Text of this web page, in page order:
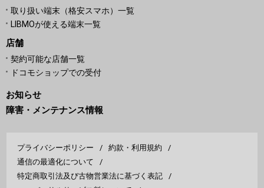
取り扱い端末（格安スマホ）一覧
LIBMOが使える端末一覧
店舗
契約可能な店舗一覧
ドコモショップでの受付
お知らせ
障害・メンテナンス情報
プライバシーポリシー
約款・利用規約
通信の最適化について
特定商取引法及び古物営業法に基づく表記